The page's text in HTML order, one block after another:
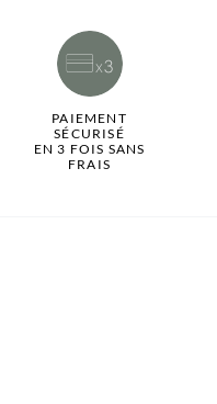
PAIEMENT
SÉCURISÉ
EN 3 FOIS SANS
FRAIS